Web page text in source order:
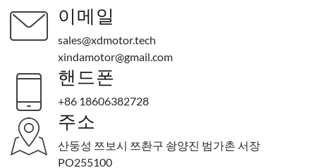
이메일
sales@xdmotor.tech
xindamotor@gmail.com
핸드폰
+86 18606382728
주소
산둥성 쯔보시 쯔촨구 솽양진 범가촌 서장
PO255100